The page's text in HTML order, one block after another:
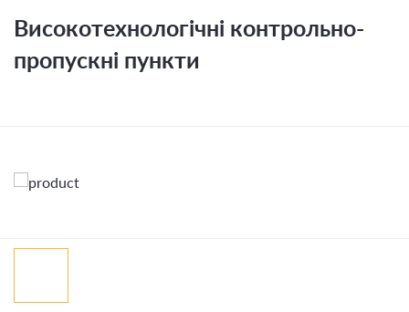
Високотехнологічні контрольно-
пропускні пункти